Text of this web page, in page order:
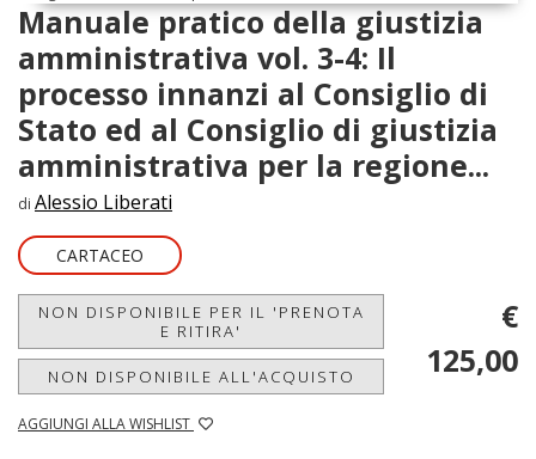
Manuale pratico della giustizia
amministrativa vol. 3-4: Il
processo innanzi al Consiglio di
Stato ed al Consiglio di giustizia
amministrativa per la regione...
di Alessio Liberati
CARTACEO
NON DISPONIBILE PER IL 'PRENOTA
E RITIRA'
NON DISPONIBILE ALL'ACQUISTO
AGGIUNGI ALLA WISHLIST
€
125,00